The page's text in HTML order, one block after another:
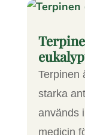
Terpinen
starka
används
medicin